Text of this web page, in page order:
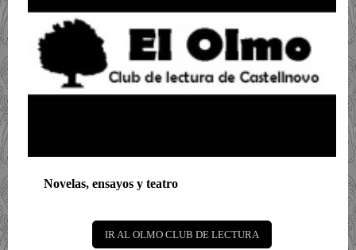
Novelas, ensayos y teatro
IR AL OLMO CLUB DE LECTURA